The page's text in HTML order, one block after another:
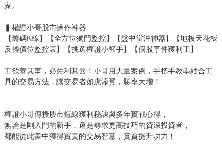
家。
▍權證小哥股市操作神器
【籌碼K線】【全方位獨門監控】【盤中當沖神器】【地板天花板
反轉價位監控表】【挑選權證小幫手】【個股事件獲利王】
工欲善其事，必先利其器！小哥用大量案例，手把手教學結合工
具的交易方法，讓交易者如虎添翼，勝率大增！
權證小哥傳授股市短線獲利秘訣與多年實戰心得，
無論是剛入門的新手，還是尋求更高技巧的資深投資者，
都能從此書中獲得寶貴的交易智慧，實質提升功力！